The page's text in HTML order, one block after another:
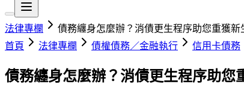
法律專欄
債務纏身怎麼辦？消債更生程序助您重獲新
首頁
法律專欄 債權債務／金融執行 信用卡債務
債務纏身怎麼辦？消債更生程序助您